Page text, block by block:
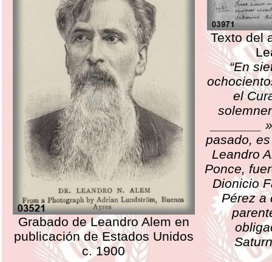
Grabado de Leandro Alem en
publicación de Estados Unidos
c. 1900
Texto del
“En
el
_______
pasado,
Leandro
Ponce,
Dionicio
Pérez a